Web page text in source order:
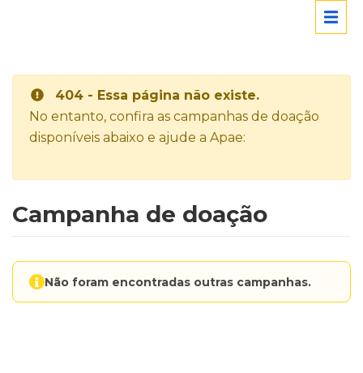
404 - Essa página não existe.
No entanto, confira as campanhas de doação
disponíveis abaixo e ajude a Apae:
Campanha de doação
Não foram encontradas outras campanhas.